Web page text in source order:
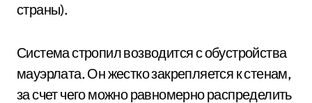
страны).
Система стропил возводится с обустройства
мауэрлата. Он жестко закрепляется к стенам,
за счет чего можно равномерно распределить